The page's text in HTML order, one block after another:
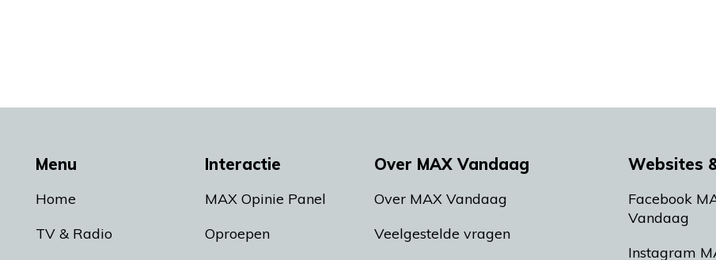
Menu
Home
TV & Radio
Interactie
MAX Opinie Panel
Oproepen
Over MAX Vandaag
Over MAX Vandaag
Veelgestelde vragen
Websites
Facebook
Vandaag
Instagram